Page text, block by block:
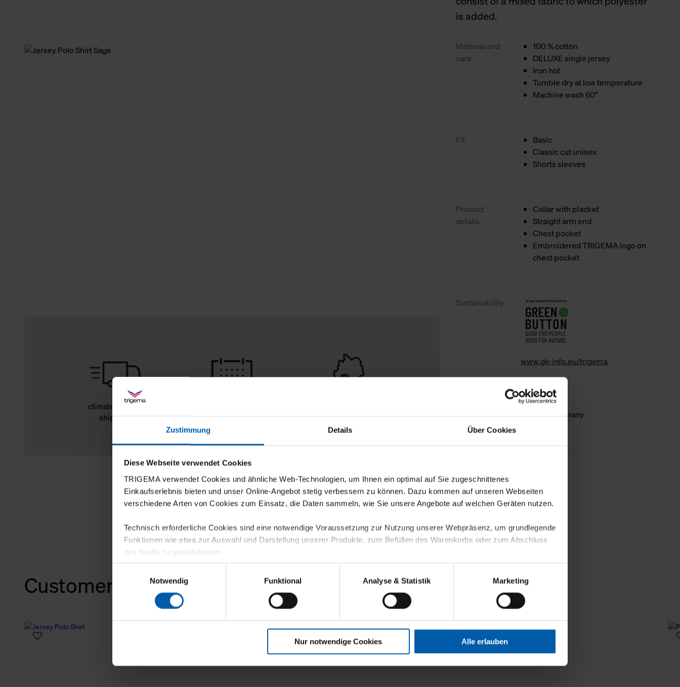
Zustimmung Details Über Cookies
Diese Webseite verwendet Cookies
TRIGEMA verwendet Cookies und ähnliche Web-Technologien, um Ihnen ein optimal auf Sie zugeschnittenes
Einkaufserlebnis bieten und unser Online-Angebot stetig verbessern zu können. Dazu kommen auf unseren Webseiten
verschiedene Arten von Cookies zum Einsatz, die Daten sammeln, wie Sie unsere Angebote auf welchen Geräten nutzen.
Technisch erforderliche Cookies sind eine notwendige Voraussetzung zur Nutzung unserer Webpräsenz, um grundlegende
Funktionen wie etwa zur Auswahl und Darstellung unserer Produkte, zum Befüllen des Warenkorbs oder zum Abschluss
des Kaufs zu gewährleisten.
Für die Darstellung personalisierter Angebote, Anzeigen und Inhalte aufgrund Ihres Nutzerverhaltens und Ihres Profils
sowie für Marketing-, Statistik- und Tracking-Zwecke zur Analyse und Optimierung unserer Webpräsenz speichern wir
personenbezogene Informationen. Diese übermitteln wir in anonymisierter Form an Dritte wie etwa unsere
Klicken Sie auf "Alle erlauben", damit wir alle Cookies und Web-Technologien für Ihr personalisiertes Einkaufserlebnis
verwenden dürfen. Über die jeweiligen Schaltflächen können Sie die Arten der Cookies selbst festlegen, die Sie erlauben
Notwendig
Funktional Analyse & Statistik Marketing
Nur notwendige Cookies Alle erlauben
climate-neutral
shipping
Burladingen
is added.
Matreial and
care
100 % cotton
DELUXE single jersey
Iron hot
Tumble dry at low temperature
Machine wash 60°
Fit
Basic
Classic cut unisex
Shorts sleeves
Product
details
Collar with placket
Straight arm end
Chest pocket
Embroidered TRIGEMA logo on
chest pocket
Sustainability
www.gk-info.eu/trigema
Country of
origin
Made in Germany
Customers also bought